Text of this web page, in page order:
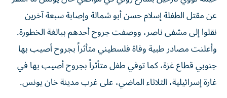
عن مقتل الطفلة إسلام حسن أبو شمالة وإصابة سبعة آخرين
نقلوا إلى مشفى ناصر، ووصفت جروح أحدهم ببالغة الخطورة.
وأعلنت مصادر طبية وفاة فلسطيني متأثراً بجروح أصيب بها
جنوبي قطاع غزة، كما توفي طفل متأثراً بجروح أصيب بها في
غارة إسرائيلية، الثلاثاء الماضي، على غرب مدينة خان يونس.